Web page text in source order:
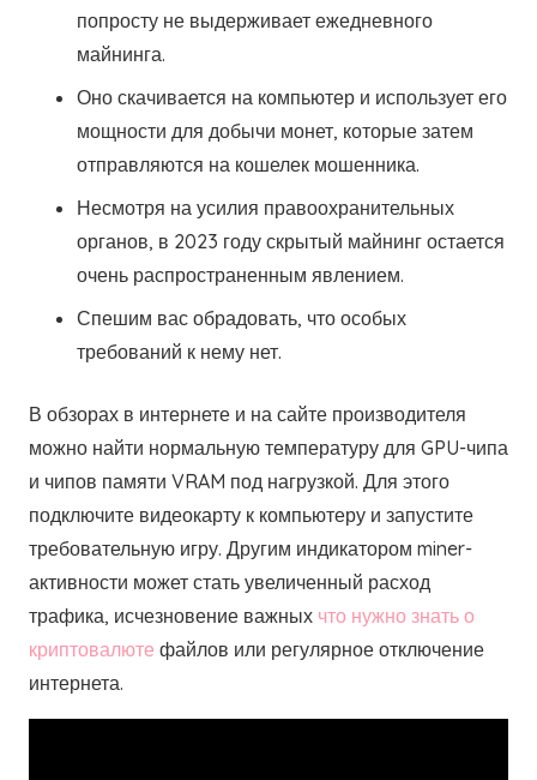
попросту не выдерживает ежедневного
майнинга.
Оно скачивается на компьютер и использует его
мощности для добычи монет, которые затем
отправляются на кошелек мошенника.
Несмотря на усилия правоохранительных
органов, в 2023 году скрытый майнинг остается
очень распространенным явлением.
Спешим вас обрадовать, что особых
требований к нему нет.
В обзорах в интернете и на сайте производителя
можно найти нормальную температуру для GPU-чипа
и чипов памяти VRAM под нагрузкой. Для этого
подключите видеокарту к компьютеру и запустите
требовательную игру. Другим индикатором miner-
активности может стать увеличенный расход
трафика, исчезновение важных что нужно знать о
криптовалюте файлов или регулярное отключение
интернета.